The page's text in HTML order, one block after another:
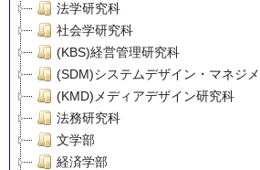
法学研究科
社会学研究科
(KBS)経営管理研究科
(SDM)システムデザイン・マネジ
(KMD)メディアデザイン研究科
法務研究科
文学部
経済学部